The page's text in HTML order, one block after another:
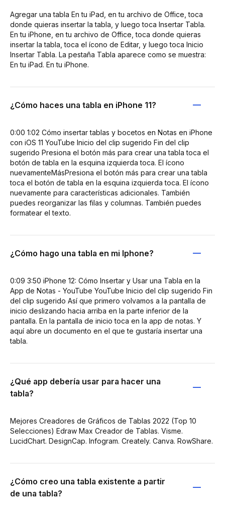
Agregar una tabla En tu iPad, en tu archivo de Office, toca
donde quieras insertar la tabla, y luego toca Insertar Tabla.
En tu iPhone, en tu archivo de Office, toca donde quieras
insertar la tabla, toca el ícono de Editar, y luego toca Inicio
Insertar Tabla. La pestaña Tabla aparece como se muestra:
En tu iPad. En tu iPhone.
¿Cómo haces una tabla en iPhone 11?
0:00 1:02 Cómo insertar tablas y bocetos en Notas en iPhone
con iOS 11 YouTube Inicio del clip sugerido Fin del clip
sugerido Presiona el botón más para crear una tabla toca el
botón de tabla en la esquina izquierda toca. El ícono
nuevamenteMásPresiona el botón más para crear una tabla
toca el botón de tabla en la esquina izquierda toca. El ícono
nuevamente para características adicionales. También
puedes reorganizar las filas y columnas. También puedes
formatear el texto.
¿Cómo hago una tabla en mi Iphone?
0:09 3:50 iPhone 12: Cómo Insertar y Usar una Tabla en la
App de Notas - YouTube YouTube Inicio del clip sugerido Fin
del clip sugerido Así que primero volvamos a la pantalla de
inicio deslizando hacia arriba en la parte inferior de la
pantalla. En la pantalla de inicio toca en la app de notas. Y
aquí abre un documento en el que te gustaría insertar una
tabla.
¿Qué app debería usar para hacer una
tabla?
Mejores Creadores de Gráficos de Tablas 2022 (Top 10
Selecciones) Edraw Max Creador de Tablas. Visme.
LucidChart. DesignCap. Infogram. Creately. Canva. RowShare.
¿Cómo creo una tabla existente a partir
de una tabla?